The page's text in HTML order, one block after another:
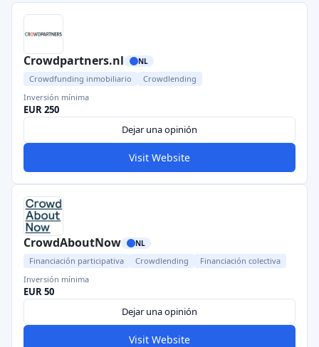
Crowdpartners.nl NL
Crowdfunding inmobiliario
Crowdlending
Inversión mínima
EUR 250
Dejar una opinión
Visit Website
CrowdAboutNow NL
Financiación participativa Crowdlending
Financiación colectiva
Inversión mínima
EUR 50
Dejar una opinión
Visit Website